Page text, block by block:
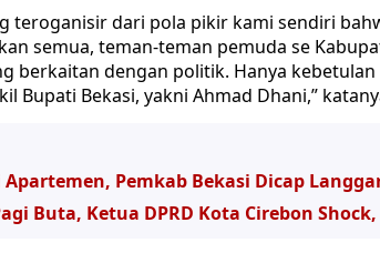
teroganisir dari pola pikir kami sendiri
semua, teman-teman pemuda se
berkaitan dengan politik. Hanya
Bupati Bekasi, yakni Ahmad Dhani,”
Pemkab Bekasi Dicap
Buta, Ketua DPRD Kota Cirebon